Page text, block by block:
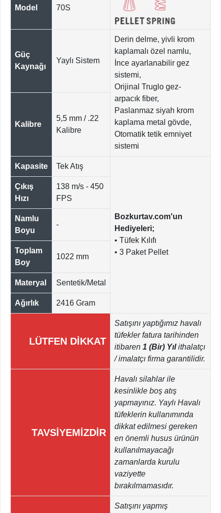
Model 70S
Güç
Kaynağı
Yaylı Sistem
Derin delme, yivli krom
kaplamalı özel namlu,
İnce ayarlanabilir gez
sistemi,
Orijinal Truglo gez-
arpacık fiber,
Paslanmaz siyah krom
kaplama metal gövde,
Otomatik tetik emniyet
sistemi
Kalibre
5,5 mm / .22
Kalibre
Kapasite Tek Atış
Bozkurtav.com'un
Hediyeleri;
• Tüfek Kılıfı
• 3 Paket Pellet
Çıkış
Hızı
138 m/s - 450
FPS
Namlu
Boyu
-
Toplam
Boy
1022 mm
Materyal Sentetik/Metal
Ağırlık 2416 Gram
LÜTFEN DİKKAT
Satışını yaptığımız havalı
tüfekler fatura tarihinden
itibaren 1 (Bir) Yılithalatçı
/ imalatçı firma garantilidir.
TAVSİYEMİZDİR
Havalı silahlar ile
kesinlikle boş atış
yapmayınız. Yaylı Havalı
tüfeklerin kullanımında
dikkat edilmesi gereken
en önemli husus ürünün
kullanılmayacağı
zamanlarda kurulu
vaziyette
bırakılmamasıdır.
Satışını yapmış